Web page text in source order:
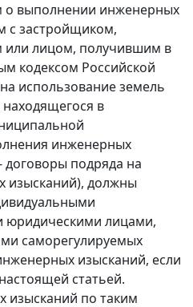
о выполнении инженерных
с застройщиком,
или лицом, получившим в
кодексом Российской
использование земель
находящегося в
инженерных
договоры подряда на
изысканий), должны
юридическими лицами,
саморегулируемых
изысканий, если
статьей.
изысканий по таким